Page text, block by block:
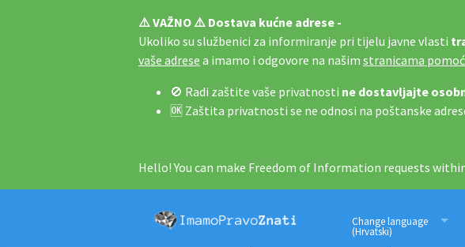
⚠️ VAŽNO ⚠️ Dostava kućne adrese -
Ukoliko su službenici za informiranje pri tijelu javne vlasti
vaše adrese a imamo i odgovore na našim stranicama
🚫 Radi zaštite vaše privatnosti ne dostavljajte
🆗 Zaštita privatnosti se ne odnosi na poštanske
Hello! You can make Freedom of Information requests
Imamo
Change language
(Hrvatski)